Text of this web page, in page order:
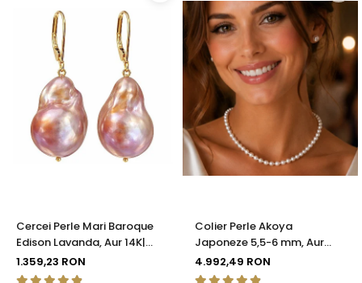
Cercei Perle Mari Baroque
Edison Lavanda, Aur 14K|
KASKADDA®
1.359,23 RON
Colier Perle Akoya
Japoneze 5,5-6 mm, Aur
Galben 14K cu Închizătoare
Filigranată | KASKADDA®
4.992,49 RON